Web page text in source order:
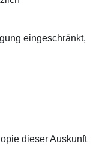
eingeschränkt,
dieser Auskunft